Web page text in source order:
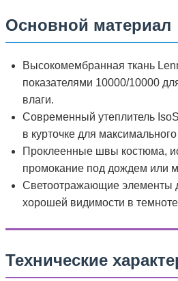
Основной материал
Высокомембранная ткань
показателями 10000/10000
влаги.
Современный утеплитель
в курточке для
Проклеенные швы костюма,
промокание под дождем или
Светоотражающие элементы
хорошей видимости в
Технические